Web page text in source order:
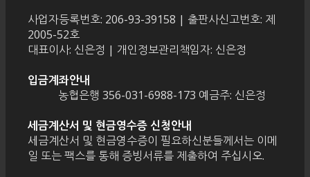
사업자등록번호: 206-93-39158 | 출판사신고번호: 제
2005-52호
대표이사: 신은정 | 개인정보관리책임자: 신은정
입금계좌안내
농협은행 356-031-6988-173 예금주: 신은정
세금계산서 및 현금영수증 신청안내
세금계산서 및 현금영수증이 필요하신분들께서는 이메
일 또는 팩스를 통해 증빙서류를 제출하여 주십시오.